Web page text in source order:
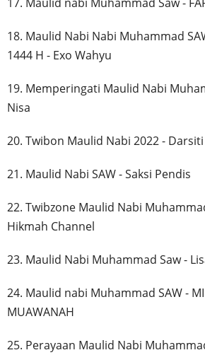
18. Maulid Nabi Nabi Muhammad
1444 H - Exo Wahyu
19. Memperingati Maulid Nabi
Nisa
20. Twibon Maulid Nabi 2022 -
21. Maulid Nabi SAW - Saksi Pendis
22. Twibzone Maulid Nabi
Hikmah Channel
23. Maulid Nabi Muhammad Saw -
24. Maulid nabi Muhammad SAW -
MUAWANAH
25. Perayaan Maulid Nabi